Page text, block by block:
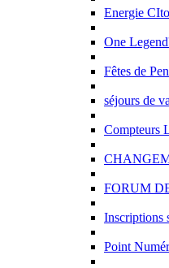
Energie
One
Fêtes de
séjours de
Compteurs
FORUM
Inscriptions
Point